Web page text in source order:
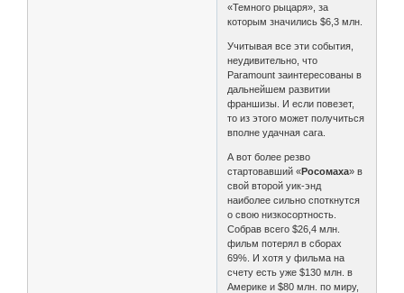
«Темного рыцаря», за
которым значились $6,3 млн.
Учитывая все эти события,
неудивительно, что
Paramount заинтересованы в
дальнейшем развитии
франшизы. И если повезет,
то из этого может получиться
вполне удачная сага.
А вот более резво
стартовавший «Росомаха» в
свой второй уик-энд
наиболее сильно споткнутся
о свою низкосортность.
Собрав всего $26,4 млн.
фильм потерял в сборах
69%. И хотя у фильма на
счету есть уже $130 млн. в
Америке и $80 млн. по миру,